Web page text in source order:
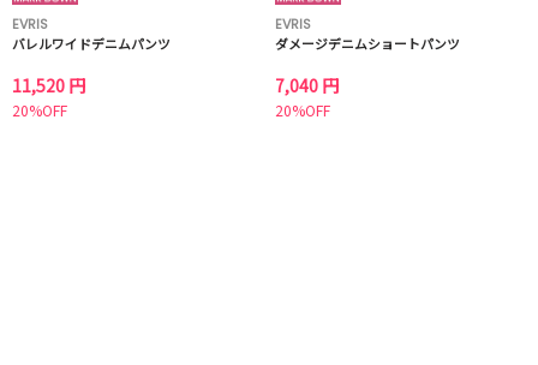
EVRIS
バレルワイドデニムパンツ
11,520 円
20%OFF
EVRIS
ダメージデニムショートパンツ
7,040 円
20%OFF